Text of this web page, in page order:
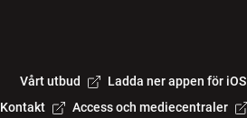
Vårt utbud Ladda ner appen för iOS
Kontakt
Access och mediecentraler